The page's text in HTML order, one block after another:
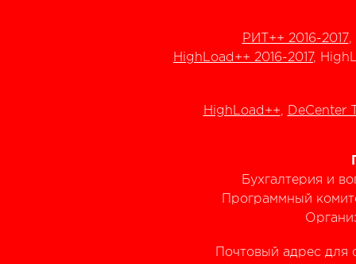
РИТ++ 2016-2017
HighLoad++ 2016-2017,
HighLoad++ DeCenter
Бухгалтерия и
Программный
Почтовый адрес для